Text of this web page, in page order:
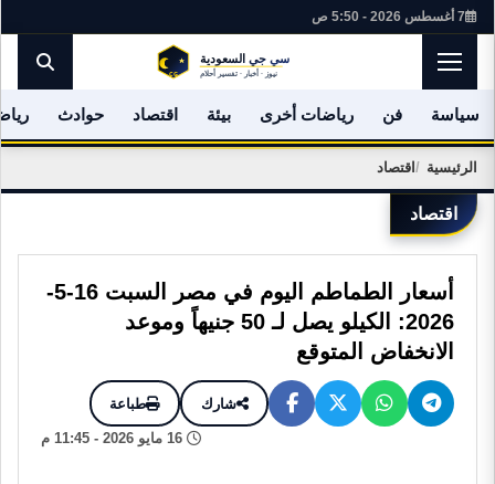
7 أغسطس 2026 - 5:50 ص
سياسة فن رياضات أخرى بيئة اقتصاد حوادث
الرئيسية اقتصاد
اقتصاد
أسعار الطماطم اليوم في مصر السبت 16-5-
2026: الكيلو يصل لـ 50 جنيهاً وموعد
الانخفاض المتوقع
شارك طباعة